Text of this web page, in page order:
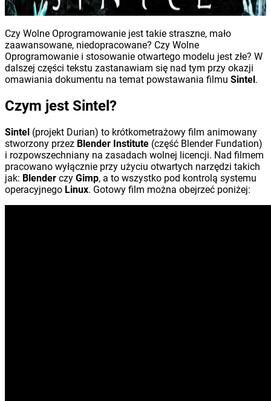
Czy Wolne Oprogramowanie jest takie straszne, mało
zaawansowane, niedopracowane? Czy Wolne
Oprogramowanie i stosowanie otwartego modelu jest złe? W
dalszej części tekstu zastanawiam się nad tym przy okazji
omawiania dokumentu na temat powstawania filmu Sintel.
Czym jest Sintel?
Sintel (projekt Durian) to krótkometrażowy film animowany
stworzony przez Blender Institute (część Blender Fundation)
i rozpowszechniany na zasadach wolnej licencji. Nad filmem
pracowano wyłącznie przy użyciu otwartych narzędzi takich
jak: Blender czy Gimp, a to wszystko pod kontrolą systemu
operacyjnego Linux. Gotowy film można obejrzeć poniżej: